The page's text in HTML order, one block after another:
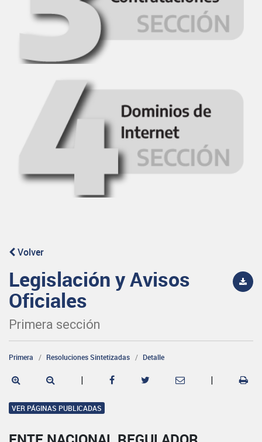
Volver
Legislación y Avisos
Oficiales
Primera sección
Primera Resoluciones Sintetizadas Detalle
| |
VER PÁGINAS PUBLICADAS